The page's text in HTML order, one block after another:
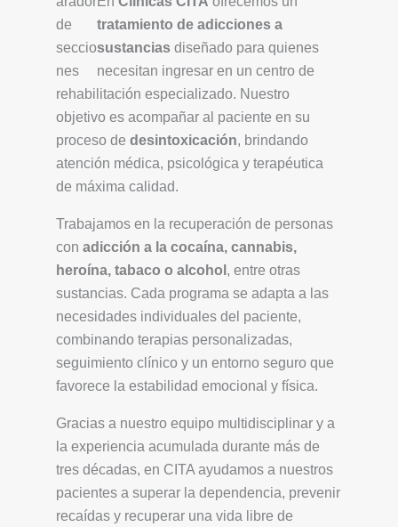
tratamiento de adicciones a
sustanciasdiseñado para quienes
necesitan ingresar en un centro de
rehabilitación especializado. Nuestro
objetivo es acompañar al paciente en su
proceso de desintoxicación, brindando
atención médica, psicológica y terapéutica
de máxima calidad.
Trabajamos en la recuperación de personas
con adicción a la cocaína, cannabis,
heroína, tabaco o alcohol , entre otras
sustancias. Cada programa se adapta a las
necesidades individuales del paciente,
combinando terapias personalizadas,
seguimiento clínico y un entorno seguro que
favorece la estabilidad emocional y física.
Gracias a nuestro equipo multidisciplinar y a
la experiencia acumulada durante más de
tres décadas, en CITA ayudamos a nuestros
pacientes a superar la dependencia, prevenir
recaídas y recuperar una vida libre de